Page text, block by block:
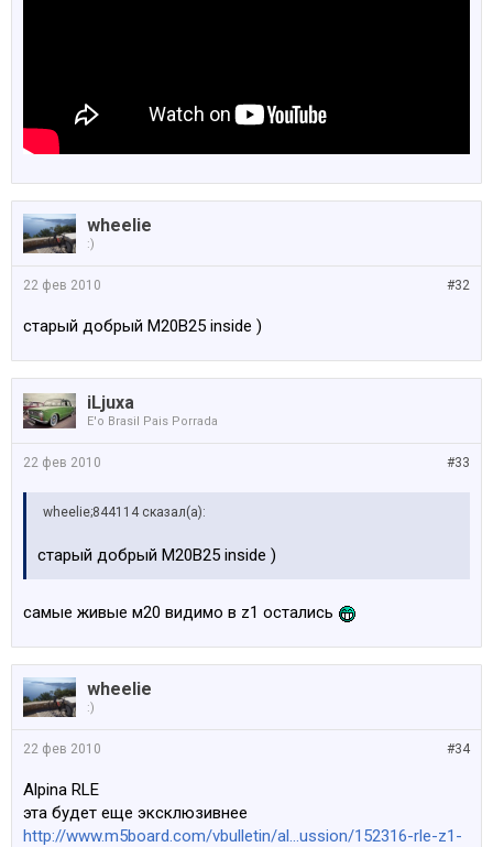
wheelie
:)
#32
22 фев 2010
старый добрый М20B25 inside )
iLjuxa
E'o Brasil Pais Porrada
#33
22 фев 2010
wheelie;844114 сказал(а):
старый добрый М20B25 inside )
самые живые м20 видимо в z1 остались
wheelie
:)
#34
22 фев 2010
Alpina RLE
эта будет еще эксклюзивнее
http://www.m5board.com/vbulletin/al...ussion/152316-rle-z1-